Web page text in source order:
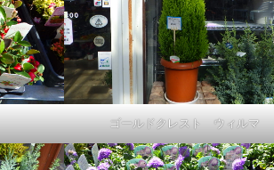
ゴールドクレスト ウィルマ